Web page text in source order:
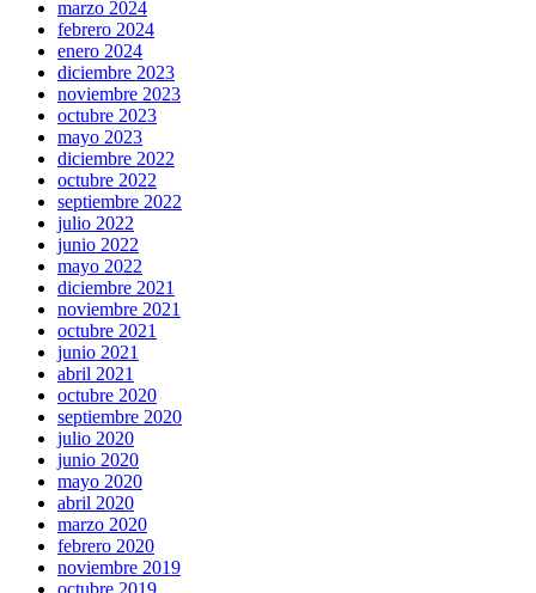
marzo 2024
febrero 2024
enero 2024
diciembre 2023
noviembre 2023
octubre 2023
mayo 2023
diciembre 2022
octubre 2022
septiembre 2022
julio 2022
junio 2022
mayo 2022
diciembre 2021
noviembre 2021
octubre 2021
junio 2021
abril 2021
octubre 2020
septiembre 2020
julio 2020
junio 2020
mayo 2020
abril 2020
marzo 2020
febrero 2020
noviembre 2019
octubre 2019